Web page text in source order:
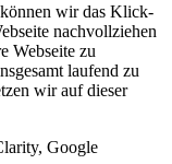
wir das Klick-
nachvollziehen
Webseite zu
laufend zu
wir auf dieser
Google